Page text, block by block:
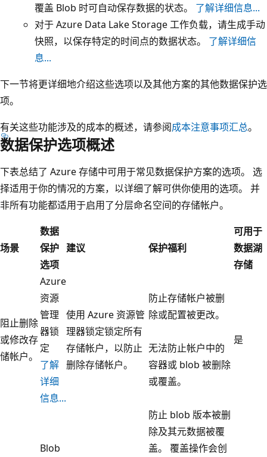
覆盖 Blob 时可自动保存数据的状态。 了解详细信息...
对于 Azure Data Lake Storage 工作负载，请生成手动
快照，以保存特定的时间点的数据状态。 了解详细信
息...
下一节将更详细地介绍这些选项以及其他方案的其他数据保护选
项。
有关这些功能涉及的成本的概述，请参阅成本注意事项汇总。
数据保护选项概述
下表总结了 Azure 存储中可用于常见数据保护方案的选项。 选
择适用于你的情况的方案，以详细了解可供你使用的选项。 并
非所有功能都适用于启用了分层命名空间的存储帐户。
场景
数据
保护
选项
建议 保护福利
可用于
数据湖
存储
阻止删除
或修改存
储帐户。
Azure
资源
管理
器锁
定
了解
详细
信息...
使用 Azure 资源管
理器锁定锁定所有
存储帐户，以防止
删除存储帐户。
防止存储帐户被删
除或配置被更改。
无法防止帐户中的
容器或 blob 被删除
或覆盖。
是
Blob
防止 blob 版本被删
除及其元数据被覆
盖。 覆盖操作会创